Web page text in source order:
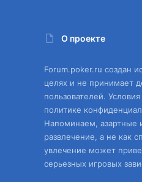
О проекте
Forum.poker.ru создан
целях и не принимает
пользователей.
политике
Напоминаем, азартные
развлечение, а не как
увлечение может
серьезных игровых